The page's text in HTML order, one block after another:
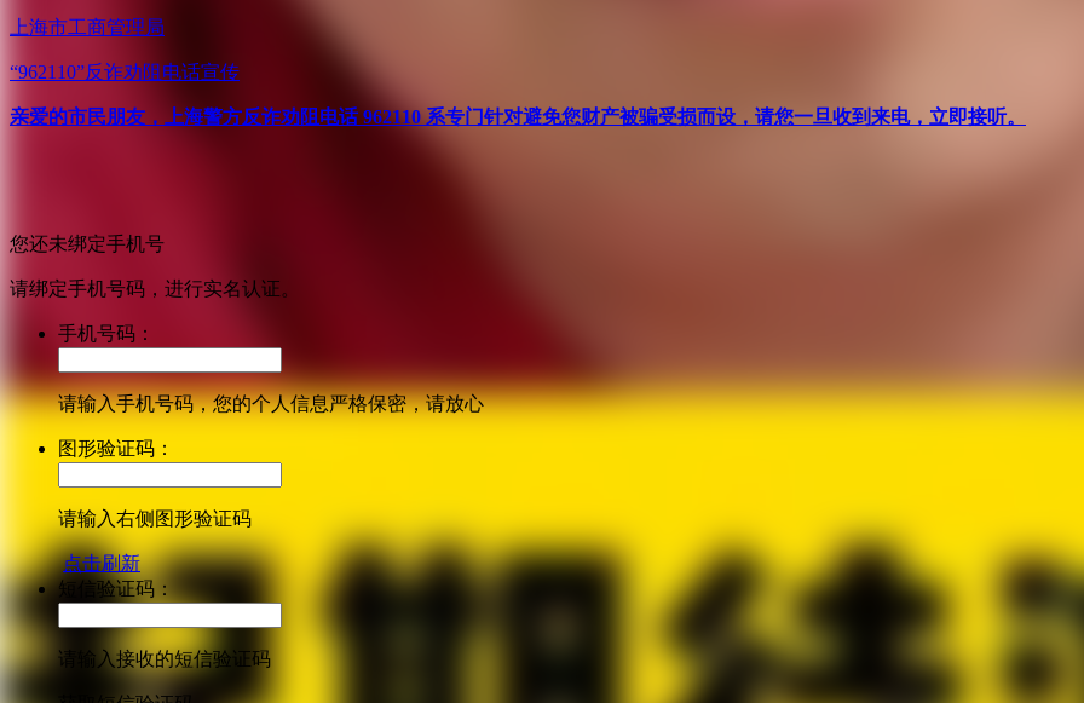
上海市工商管理局
“962110”反诈劝阻电话宣传
亲爱的市民朋友，上海警方反诈劝阻电话 962110 系专门针对避免您财产被骗受损而设，请您一旦收到来电，立即接听。
您还未绑定手机号
请绑定手机号码，进行实名认证。
手机号码：
请输入手机号码，您的个人信息严格保密，请放心
图形验证码：
请输入右侧图形验证码
点击刷新
短信验证码：
请输入接收的短信验证码